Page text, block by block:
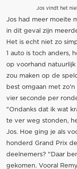
Jos vindt het
Jos had meer moeite
in dit geval zijn
Het is echt niet zo
1 auto is toch anders,
op voorhand natuurlijk
zou maken op de
best omgaan met
vier seconde per
"Ondanks dat ik wat
te ver weg stonden,
Jos. Hoe ging je als
honderd Grand Prix
deelnemers? "Daar
gekomen. Vooral